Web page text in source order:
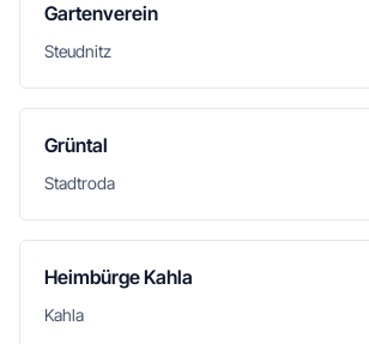
Gartenverein
Steudnitz
Grüntal
Stadtroda
Heimbürge Kahla
Kahla